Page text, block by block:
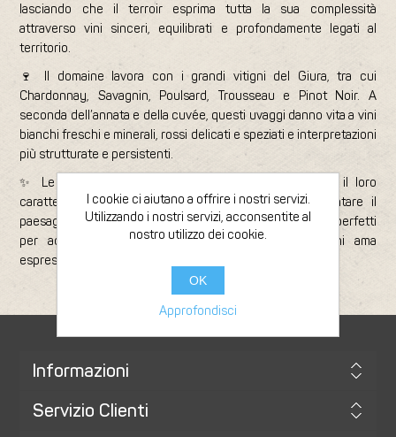
lasciando che il terroir esprima tutta la sua complessità
attraverso vini sinceri, equilibrati e profondamente legati al
territorio.
🍷 Il domaine lavora con i grandi vitigni del Giura, tra cui
Chardonnay, Savagnin, Poulsard, Trousseau e Pinot Noir. A
seconda dell’annata e della cuvée, questi uvaggi danno vita a vini
bianchi freschi e minerali, rossi delicati e speziati e interpretazioni
più strutturate e persistenti.
✨ Le bottiglie di Fabrice Dodane si distinguono per il loro
carattere naturale, la finezza e la capacità di raccontare il
paesaggio giurassiano. Sono vini da scoprire con calma, perfetti
per accompagnare la cucina e per sorprendere chi ama
espressioni originali e autentiche.
Informazioni
Servizio Clienti
I cookie ci aiutano a offrire i nostri servizi.
Utilizzando i nostri servizi, acconsentite al
nostro utilizzo dei cookie.
OK
Approfondisci